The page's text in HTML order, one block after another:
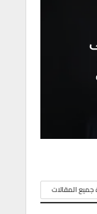
المقالات